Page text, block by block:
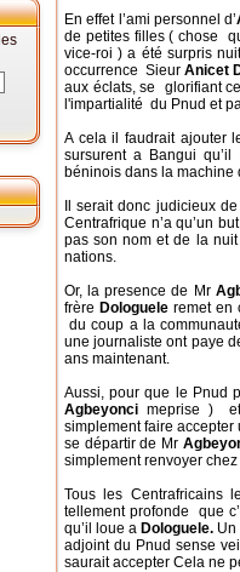
En effet l’ami personnel d’
de petites filles ( chose
vice-roi ) a été surpris
occurrence SieurAnicet
aux éclats, se glorifiant
l'impartialité du Pnud et
A cela il faudrait ajouter
sursurent a Bangui qu’il
béninois dans la machine
Il serait donc judicieux
Centrafrique n’a qu’un
pas son nom et de la
nations.
Or, la presence de Mr
frère Dologueleremet en
du coup a la
une journaliste ont paye
ans maintenant.
Aussi, pour que le Pnud
Agbeyonci meprise ) et
simplement faire
se départir de Mr
simplement renvoyer
Tous les Centrafricains
tellement profonde que
qu’il loue a Dologuele. Un
adjoint du Pnud sense
saurait accepter Cela ne